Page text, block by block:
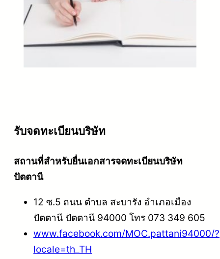
รับจดทะเบียนบริษัท
สถานที่สำหรับยื่นเอกสารจดทะเบียนบริษัท
ปัตตานี
12 ซ.5 ถนน ตำบล สะบารัง อำเภอเมือง
ปัตตานี ปัตตานี 94000 โทร 073 349 605
www.facebook.com/MOC.pattani94000/?
locale=th_TH